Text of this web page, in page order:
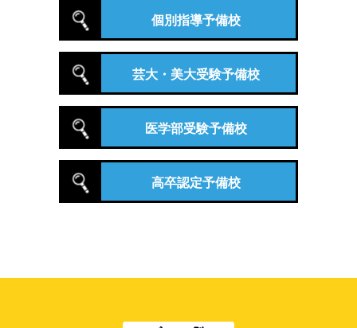
個別指導予備校
芸大・美大受験予備校
医学部受験予備校
高卒認定予備校